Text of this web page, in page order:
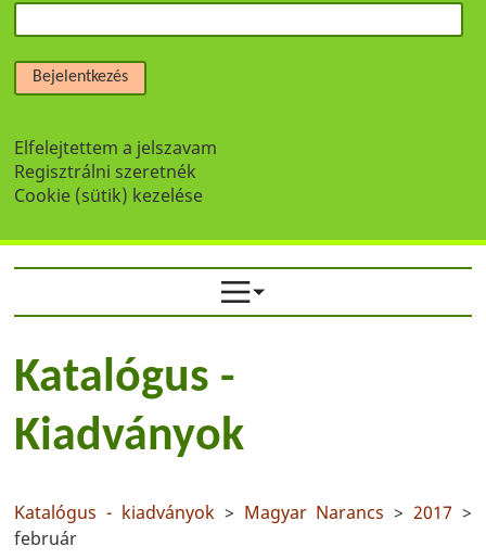
Bejelentkezés
Elfelejtettem a jelszavam
Regisztrálni szeretnék
Cookie (sütik) kezelése
Katalógus -
Kiadványok
Katalógus - kiadványok > Magyar Narancs > 2017 >
február